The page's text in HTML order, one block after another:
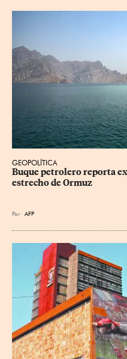
GEOPOLÍTICA
Buque petrolero reporta
estrecho de Ormuz
Por AFP